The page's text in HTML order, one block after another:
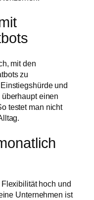
mit den
zu
und
einen
testet man nicht
hoch und
Unternehmen ist